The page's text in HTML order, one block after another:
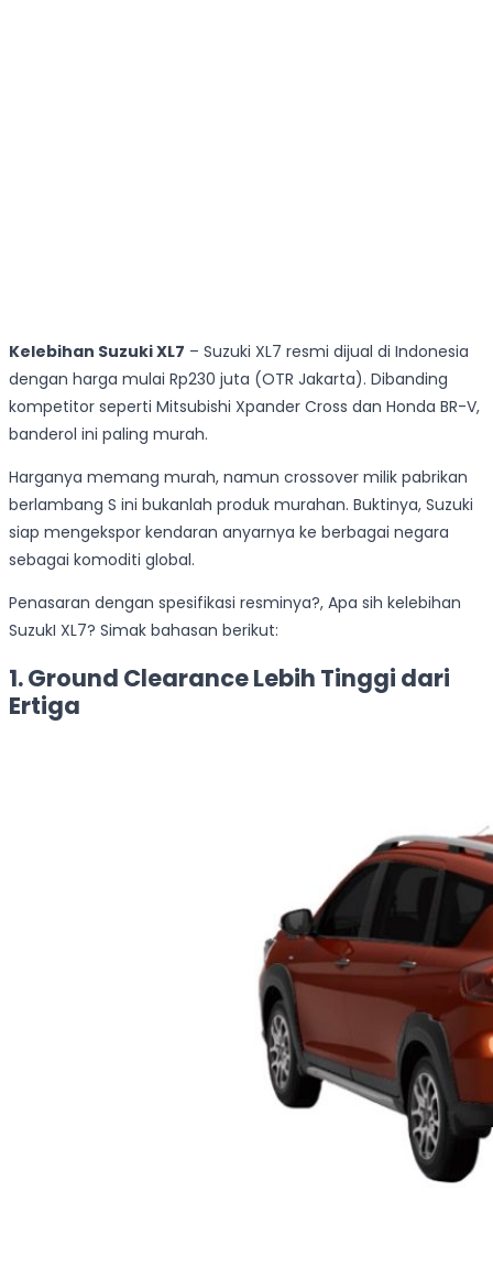
Kelebihan Suzuki XL7 – Suzuki XL7 resmi dijual di Indonesia
dengan harga mulai Rp230 juta (OTR Jakarta). Dibanding
kompetitor seperti Mitsubishi Xpander Cross dan Honda BR-V,
banderol ini paling murah.
Harganya memang murah, namun crossover milik pabrikan
berlambang S ini bukanlah produk murahan. Buktinya, Suzuki
siap mengekspor kendaran anyarnya ke berbagai negara
sebagai komoditi global.
Penasaran dengan spesifikasi resminya?, Apa sih kelebihan
SuzukI XL7? Simak bahasan berikut:
1. Ground Clearance Lebih Tinggi dari
Ertiga